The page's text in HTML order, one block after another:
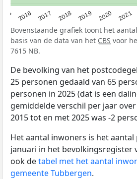
2016 2017 2018 2019 2020 2021
Bovenstaande grafiek toont het
basis van de data van het CBS voor
7615 NB.
De bevolking van het
25 personen gedaald van 65
personen in 2025 (dat is een
gemiddelde verschil per jaar
2015 tot en met 2025 was -2
Het aantal inwoners is het aantal
januari in het bevolkingsregister
ook detabel met het aantal
gemeente Tubbergen.